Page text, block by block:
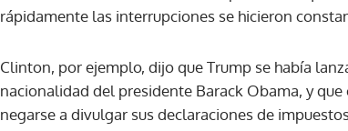
rápidamente las interrupciones se hicieron
Clinton, por ejemplo, dijo que Trump se había
nacionalidad del presidente Barack Obama, y
negarse a divulgar sus declaraciones de